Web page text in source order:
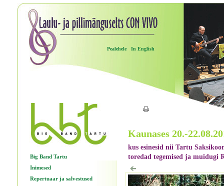
Pealehele In English
Big Band Tartu
Inimesed
Repertuaar ja salvestused
Kaunases 20.-
kus esinesid nii Tartu
toredad tegemised ja muidugi